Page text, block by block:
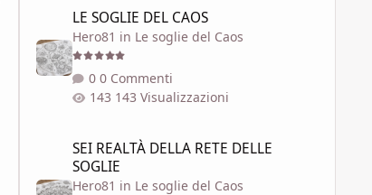
LE SOGLIE DEL CAOS
Hero81 in Le soglie del Caos
0 Commenti
143 Visualizzazioni
SEI REALTÀ DELLA RETE DELLE
SOGLIE
Hero81 in Le soglie del Caos